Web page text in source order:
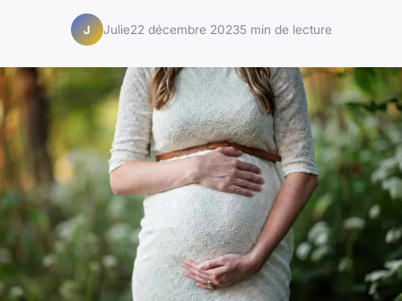
J Julie22 décembre 20235 min de lecture